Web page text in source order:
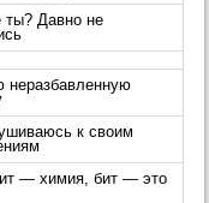
ты? Давно не
неразбавленную
к своим
— химия, бит — это